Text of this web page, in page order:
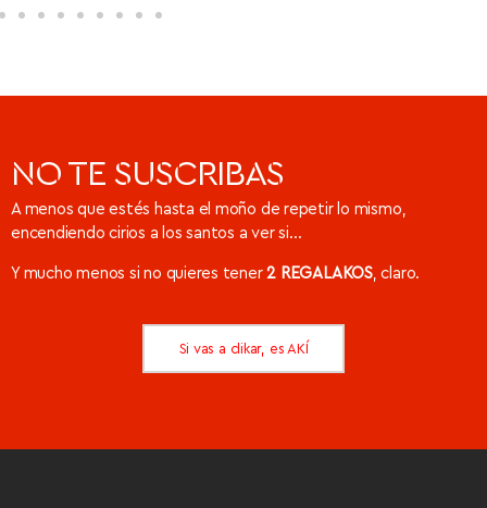
NO TE SUSCRIBAS
A menos que estés hasta el moño de repetir lo mismo,
encendiendo cirios a los santos a ver si…
Y mucho menos si no quieres tener2 REGALAKOS, claro.
Si vas a clikar, es AKÍ